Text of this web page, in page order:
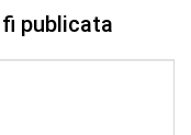
publicata